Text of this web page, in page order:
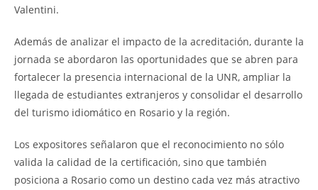
Valentini.
Además de analizar el impacto de la acreditación, durante la
jornada se abordaron las oportunidades que se abren para
fortalecer la presencia internacional de la UNR, ampliar la
llegada de estudiantes extranjeros y consolidar el desarrollo
del turismo idiomático en Rosario y la región.
Los expositores señalaron que el reconocimiento no sólo
valida la calidad de la certificación, sino que también
posiciona a Rosario como un destino cada vez más atractivo